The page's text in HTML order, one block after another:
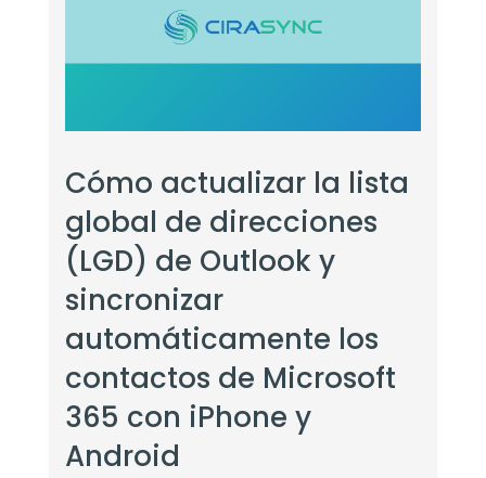
Cómo actualizar la lista
global de direcciones
(LGD) de Outlook y
sincronizar
automáticamente los
contactos de Microsoft
365 con iPhone y
Android